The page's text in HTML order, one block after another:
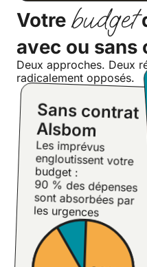
Votre budget
avec ou sans
Deux approches. Deux
radicalement opposés.
Sans contrat
Alsbom
Les imprévus
engloutissent votre
budget :
90 % des dépenses
sont absorbées par
les urgences